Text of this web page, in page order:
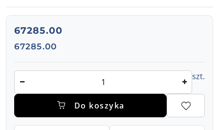
cena:
67285.00
Cena:
67285.00
Ilość szt.
Do koszyka